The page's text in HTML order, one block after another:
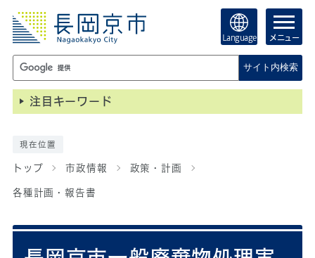
Language メニュー
サイト内検索
注目キーワード
現在位置
トップ 市政情報 政策・計画
各種計画・報告書